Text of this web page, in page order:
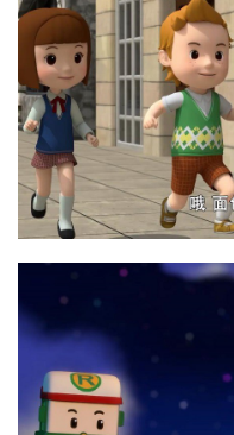
推
荐
热
门
专
题
精
教
材
登录